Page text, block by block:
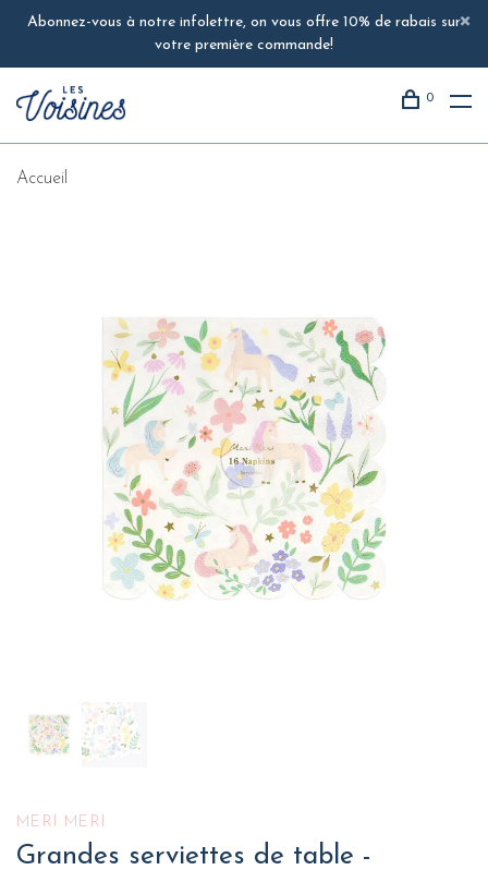
Abonnez-vous à notre infolettre, on vous offre 10% de rabais sur
votre première commande!
0
Accueil
MERI MERI
Grandes serviettes de table -